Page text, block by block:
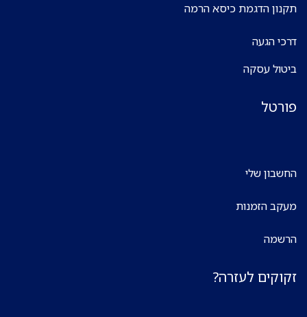
תקנון הדגמת כיסא הרמה
דרכי הגעה
ביטול עסקה
פורטל
החשבון שלי
מעקב הזמנות
הרשמה
זקוקים לעזרה?